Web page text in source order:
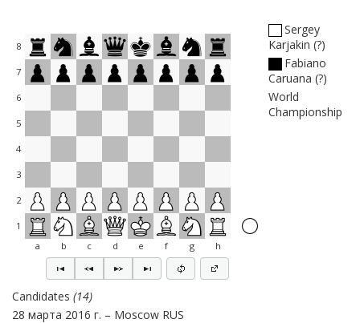
8
7
6
5
4
3
2
1
a
b c d e f g h
Sergey
Karjakin ?
Fabiano
Caruana ?
World
Championship
Candidates 14
28 марта 2016 г.
Moscow RUS